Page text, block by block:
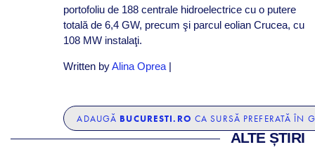
portofoliu de 188 centrale hidroelectrice cu o putere
totală de 6,4 GW, precum şi parcul eolian Crucea, cu
108 MW instalaţi.
Written byAlina Oprea|
ADAUGĂ BUCURESTI.RO CA SURSĂ PREFERATĂ ÎN
ALTE ȘTIRI